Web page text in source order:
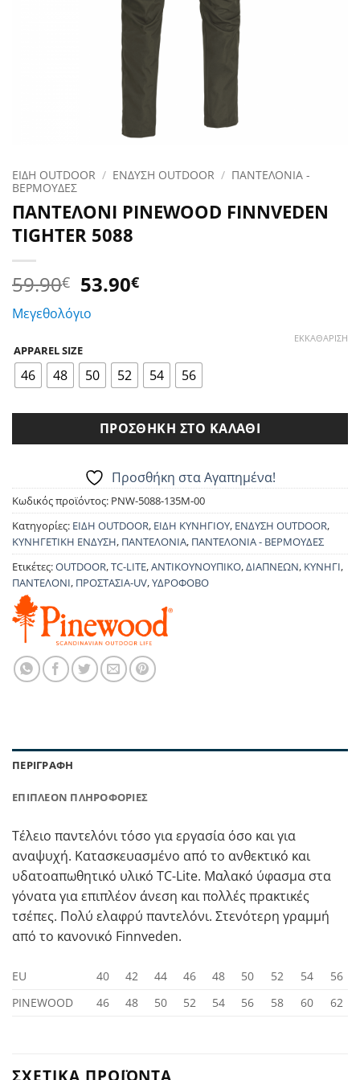
ΕΙΔΗ OUTDOOR / ΕΝΔΥΣΗ OUTDOOR / ΠΑΝΤΕΛΟΝΙΑ -
ΒΕΡΜΟΥΔΕΣ
ΠΑΝΤΕΛΟΝΙ PINEWOOD FINNVEDEN
TIGHTER 5088
59.90€ Original
was:
59.90€.
53.90€Η
53.90€.
Μεγεθολόγιο
APPAREL SIZE
46 48 50 52 54 56
ΕΚΚΑΘΆΡΙΣΗ
ΠΡΟΣΘΉΚΗ ΣΤΟ ΚΑΛΆΘΙ
Προσθήκη στα Αγαπημένα!
Κωδικός προϊόντος: PNW-5088-135M-00
Κατηγορίες: ΕΙΔΗ OUTDOOR, ΕΙΔΗ ΚΥΝΗΓΙΟΥ, ΕΝΔΥΣΗ OUTDOOR,
ΚΥΝΗΓΕΤΙΚΗ ΕΝΔΥΣΗ, ΠΑΝΤΕΛΟΝΙΑ, ΠΑΝΤΕΛΟΝΙΑ - ΒΕΡΜΟΥΔΕΣ
Ετικέτες:OUTDOOR,TC-LITE,ΑΝΤΙΚΟΥΝΟΥΠΙΚΟ,ΔΙΑΠΝΕΩΝ, ΚΥΝΗΓΙ,
ΠΑΝΤΕΛΟΝΙ, ΠΡΟΣΤΑΣΙΑ-UV,ΥΔΡΟΦΟΒΟ
ΠΕΡΙΓΡΑΦΉ
ΕΠΙΠΛΈΟΝ ΠΛΗΡΟΦΟΡΊΕΣ
Τέλειο παντελόνι τόσο για εργασία όσο και για
αναψυχή. Κατασκευασμένο από το ανθεκτικό και
υδατοαπωθητικό υλικό TC-Lite. Μαλακό ύφασμα στα
γόνατα για επιπλέον άνεση και πολλές πρακτικές
τσέπες. Πολύ ελαφρύ παντελόνι. Στενότερη γραμμή
από το κανονικό Finnveden.
ΕU 40 42 44 46 48 50 52 54
56
PINEWOOD
46 48 50 52 54 56 58 60 62
ΣΧΕΤΙΚΆ ΠΡΟΪΌΝΤΑ